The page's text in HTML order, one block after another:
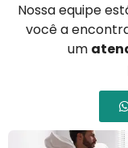
Nossa equipe
você a
um